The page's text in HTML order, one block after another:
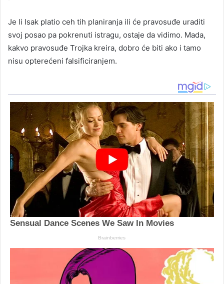
Je li Isak platio ceh tih planiranja ili će pravosuđe uraditi
svoj posao pa pokrenuti istragu, ostaje da vidimo. Mada,
kakvo pravosuđe Trojka kreira, dobro će biti ako i tamo
nisu opterećeni falsificiranjem.